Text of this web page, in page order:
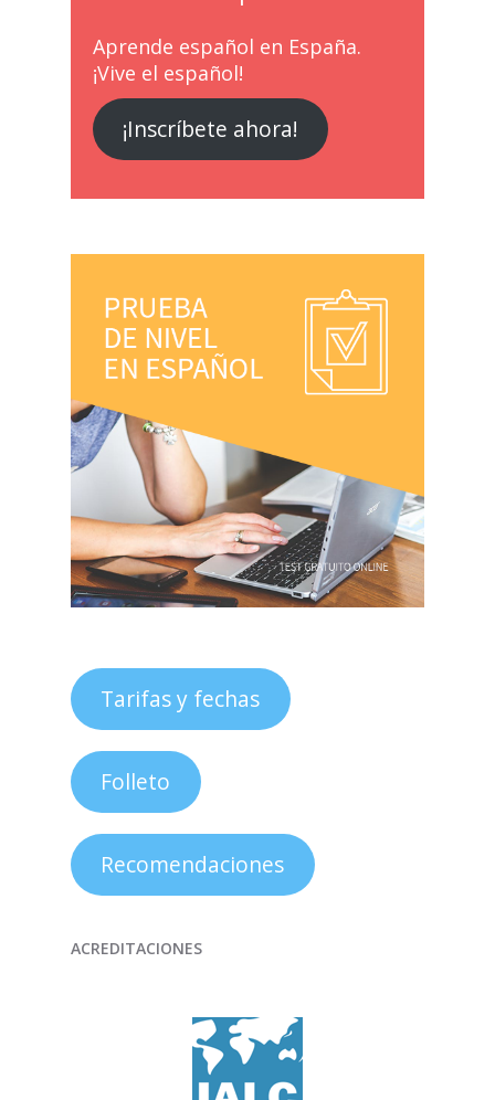
Aprende español en España.
¡Vive el español!
¡Inscríbete ahora!
Tarifas y fechas
Folleto
Recomendaciones
ACREDITACIONES